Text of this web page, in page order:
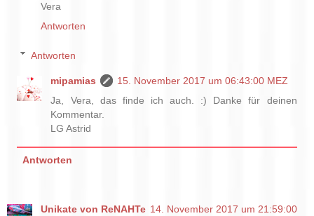
Vera
Antworten
Antworten
mipamias
15. November 2017 um 06:43:00 MEZ
Ja, Vera, das finde ich auch. :) Danke für deinen
Kommentar.
LG Astrid
Antworten
Unikate von ReNAHTe 14. November 2017 um 21:59:00